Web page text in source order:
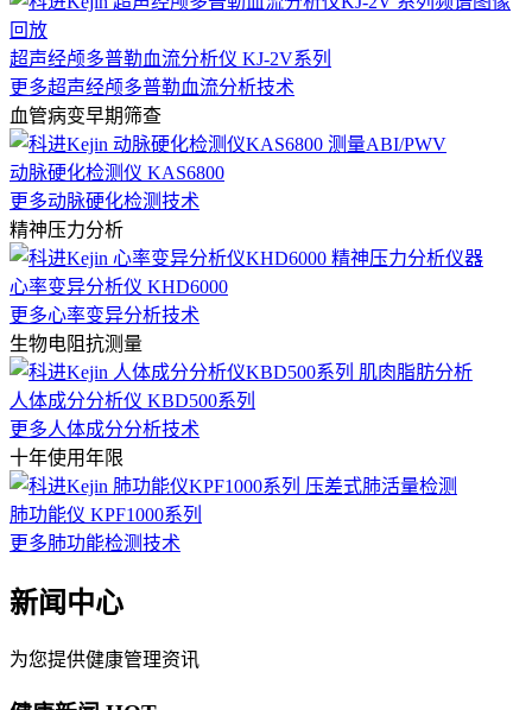
超声经颅多普勒血流分析仪 KJ-2V系列
更多超声经颅多普勒血流分析技术
血管病变早期筛查
动脉硬化检测仪 KAS6800
更多动脉硬化检测技术
精神压力分析
心率变异分析仪 KHD6000
更多心率变异分析技术
生物电阻抗测量
人体成分分析仪 KBD500系列
更多人体成分分析技术
十年使用年限
肺功能仪 KPF1000系列
更多肺功能检测技术
新闻中心
为您提供健康管理资讯